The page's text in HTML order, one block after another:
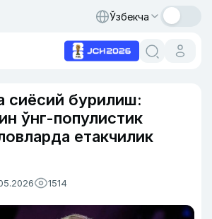
Ўзбекча
сиёсий бурилиш:
ўнг-популистик
етакчилик
1514